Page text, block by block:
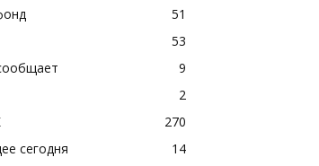
51
53
9
2
270
сегодня
14